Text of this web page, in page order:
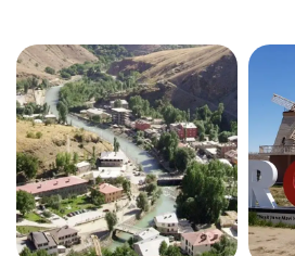
BATMAN
BAYBURT
BİLECİK
BİNGÖL
BİTLİS